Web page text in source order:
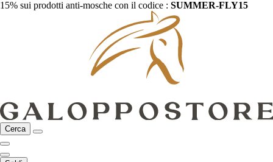
15% sui prodotti anti-mosche con il codice : SUMMER-FLY15
Cerca